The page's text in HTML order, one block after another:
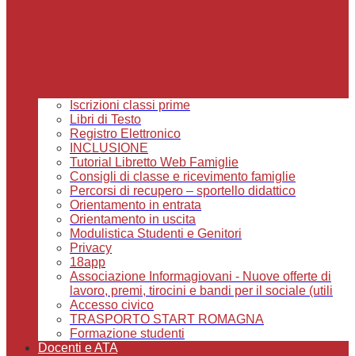
Iscrizioni classi prime
Libri di Testo
Registro Elettronico
INCLUSIONE
Tutorial Libretto Web Famiglie
Consigli di classe e ricevimento famiglie
Percorsi di recupero – sportello didattico
Orientamento in entrata
Orientamento in uscita
Modulistica Studenti e Genitori
Privacy
18app
Associazione Informagiovani - Nuove offerte di
lavoro, premi, tirocini e bandi per il sociale (utili
Accesso civico
TRASPORTO START ROMAGNA
Formazione studenti
Docenti e ATA